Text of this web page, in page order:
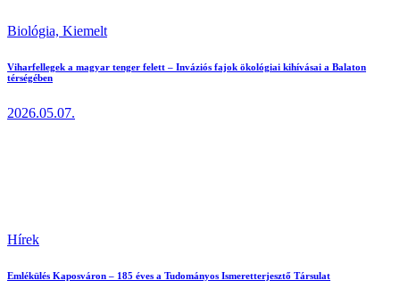
Biológia, Kiemelt
Viharfellegek a magyar tenger felett – Inváziós fajok ökológiai kihívásai a Balaton
térségében
2026.05.07.
Hírek
Emlékülés Kaposváron – 185 éves a Tudományos Ismeretterjesztő Társulat